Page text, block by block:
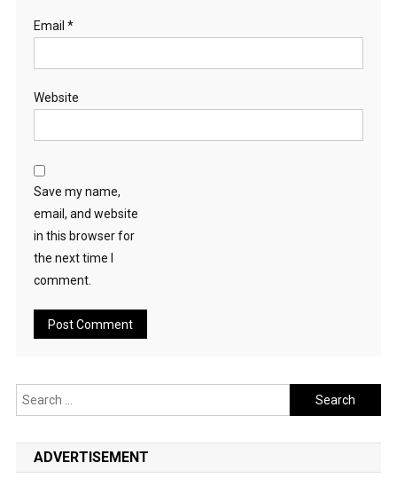
Email *
Website
Save my name,
email, and website
in this browser for
the next time I
comment.
Search
for:
ADVERTISEMENT